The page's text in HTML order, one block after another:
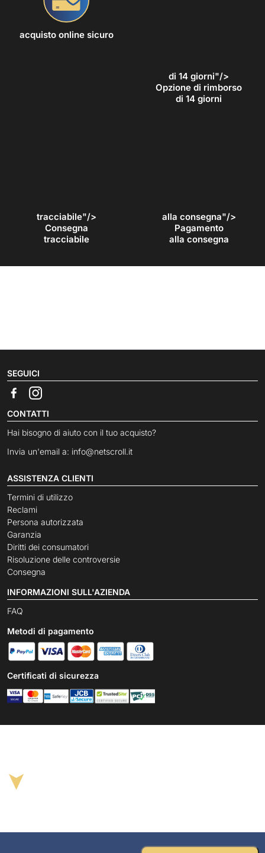
acquisto online sicuro
di 14 giorni"/>
Opzione di rimborso
di 14 giorni
tracciabile"/>
Consegna
tracciabile
alla consegna"/>
Pagamento
alla consegna
SEGUICI
CONTATTI
Hai bisogno di aiuto con il tuo acquisto?
Invia un'email a: info@netscroll.it
ASSISTENZA CLIENTI
Termini di utilizzo
Reclami
Persona autorizzata
Garanzia
Diritti dei consumatori
Risoluzione delle controversie
Consegna
INFORMAZIONI SULL'AZIENDA
FAQ
Metodi di pagamento
Certificati di sicurezza